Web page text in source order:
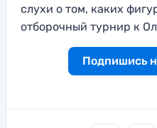
слухи о том, каких
отборочный турнир к
Подпишись